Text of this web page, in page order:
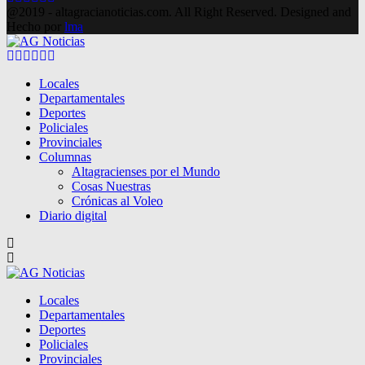
@2019 - altagracianoticias.com. All Right Reserved. Designed and
Hecho por lma
Facebook
Twitter
Instagram
Pinterest
Google
Locales
Departamentales
Deportes
Policiales
Provinciales
Columnas
Altagracienses por el Mundo
Cosas Nuestras
Crónicas al Voleo
Diario digital
Locales
Departamentales
Deportes
Policiales
Provinciales